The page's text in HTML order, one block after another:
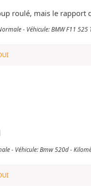
roulé, mais le
- Véhicule: BMW F11 525
- Véhicule: Bmw 520d -